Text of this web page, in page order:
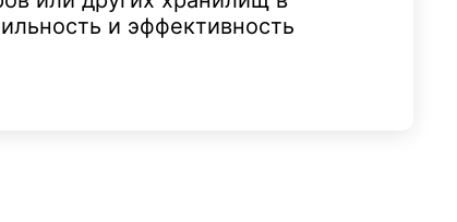
и эффективность